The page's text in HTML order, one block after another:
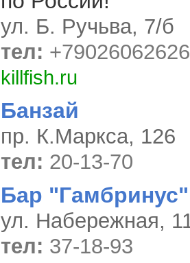
ул. Б. Ручьва, 7/б
тел: +79026062626
killfish.ru
Банзай
пр. К.Маркса, 126
тел: 20-13-70
Бар "Гамбринус"
ул. Набережная,
тел: 37-18-93